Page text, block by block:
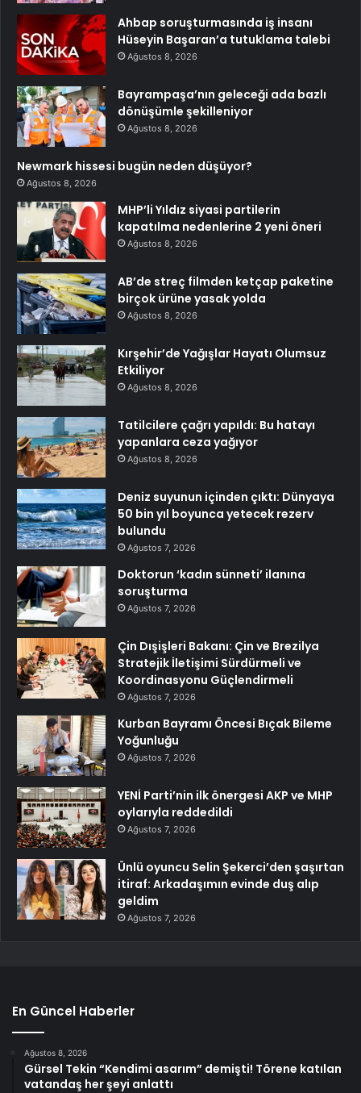
Ahbap soruşturmasında iş insanı
Hüseyin Başaran’a tutuklama talebi
Ağustos 8, 2026
Bayrampaşa’nın geleceği ada bazlı
dönüşümle şekilleniyor
Ağustos 8, 2026
Newmark hissesi bugün neden düşüyor?
Ağustos 8, 2026
MHP’li Yıldız siyasi partilerin
kapatılma nedenlerine 2 yeni öneri
Ağustos 8, 2026
AB’de streç filmden ketçap paketine
birçok ürüne yasak yolda
Ağustos 8, 2026
Kırşehir’de Yağışlar Hayatı Olumsuz
Etkiliyor
Ağustos 8, 2026
Tatilcilere çağrı yapıldı: Bu hatayı
yapanlara ceza yağıyor
Ağustos 8, 2026
Deniz suyunun içinden çıktı: Dünyaya
50 bin yıl boyunca yetecek rezerv
bulundu
Ağustos 7, 2026
Doktorun ‘kadın sünneti’ ilanına
soruşturma
Ağustos 7, 2026
Çin Dışişleri Bakanı: Çin ve Brezilya
Stratejik İletişimi Sürdürmeli ve
Koordinasyonu Güçlendirmeli
Ağustos 7, 2026
Kurban Bayramı Öncesi Bıçak Bileme
Yoğunluğu
Ağustos 7, 2026
YENİ Parti’nin ilk önergesi AKP ve MHP
oylarıyla reddedildi
Ağustos 7, 2026
Ünlü oyuncu Selin Şekerci’den şaşırtan
itiraf: Arkadaşımın evinde duş alıp
geldim
Ağustos 7, 2026
En Güncel Haberler
Ağustos 8, 2026
Gürsel Tekin “Kendimi asarım” demişti! Törene katılan
vatandaş her şeyi anlattı